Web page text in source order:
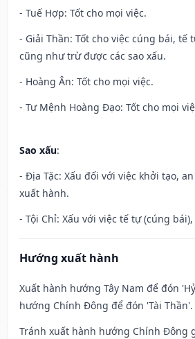
- Tuế Hợp: Tốt cho mọi việc.
- Giải Thần: Tốt cho việc cúng bái, tế
cũng như trừ được các sao xấu.
- Hoàng Ân: Tốt cho mọi việc.
- Tư Mệnh Hoàng Đạo: Tốt cho mọi
Sao xấu:
- Địa Tặc: Xấu đối với việc khởi tạo,
xuất hành.
- Tội Chỉ: Xấu với việc tế tự (cúng
Hướng xuất hành
Xuất hành hướng Tây Nam để đón
hướng Chính Đông để đón 'Tài Thần'.
Tránh xuất hành hướng Chính Đông